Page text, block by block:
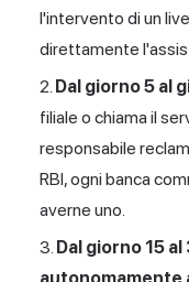
l'intervento di un
direttamente
Dal giorno 5 al
filiale o chiama il
responsabile
RBI, ogni banca
averne uno.
Dal giorno 15